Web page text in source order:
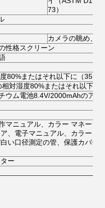
73）
カメラの眺め、
性格スクリーン
80%またはそれ以下に（35°C
対湿度80%またはそれ以下に
ウム電池8.4V/2000mAhのアダ
マニュアル、カラー マネージ
、電子マニュアル、カラー マ
い口径測定の管、保護カバー
ー